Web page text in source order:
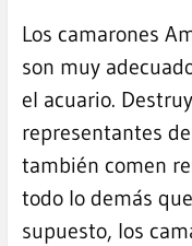
Los camarones
son muy
el acuario.
representantes
también comen
todo lo demás
supuesto, los